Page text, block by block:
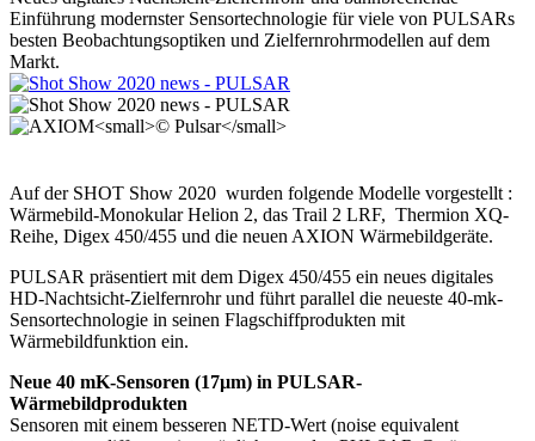
Einführung modernster Sensortechnologie für viele von PULSARs
besten Beobachtungsoptiken und Zielfernrohrmodellen auf dem
Markt.
Auf der SHOT Show 2020 wurden folgende Modelle vorgestellt :
Wärmebild-Monokular Helion 2, das Trail 2 LRF, Thermion XQ-
Reihe, Digex 450/455 und die neuen AXION Wärmebildgeräte.
PULSAR präsentiert mit dem Digex 450/455 ein neues digitales
HD-Nachtsicht-Zielfernrohr und führt parallel die neueste 40-mk-
Sensortechnologie in seinen Flagschiffprodukten mit
Wärmebildfunktion ein.
Neue 40 mK-Sensoren (17µm) in PULSAR-
Wärmebildprodukten
Sensoren mit einem besseren NETD-Wert (noise equivalent